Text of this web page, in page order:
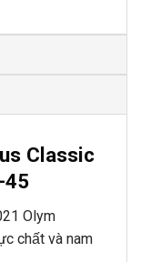
Classic
45
Olym
chất và nam